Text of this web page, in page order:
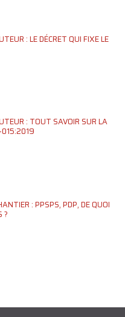
: LE DÉCRET QUI FIXE LE
: TOUT SAVOIR SUR LA
: PPSPS, PDP, DE QUOI
?